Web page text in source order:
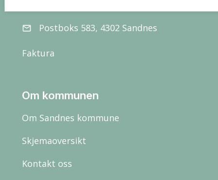
email Postboks 583, 4302 Sandnes
Faktura
Om kommunen
Om Sandnes kommune
Skjemaoversikt
Kontakt oss